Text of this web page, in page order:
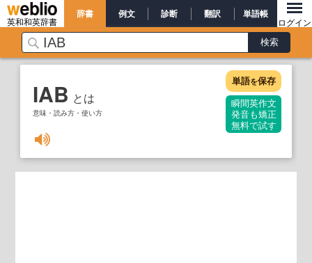
英和和英辞書
辞書 例文 診断 翻訳 単語帳
ログイン
IAB とは
意味・読み方・使い方
単語を保存
瞬間英作文
発音も矯正
無料で試す